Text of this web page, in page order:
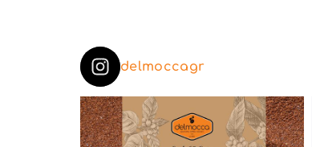
delmoccagr